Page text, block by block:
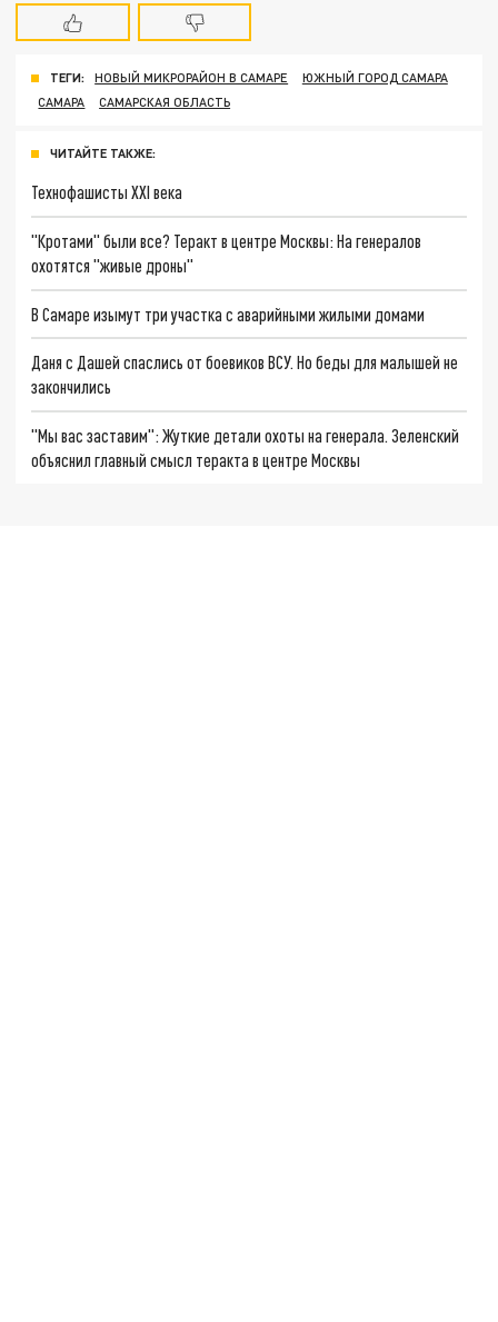
ТЕГИ: НОВЫЙ МИКРОРАЙОН В САМАРЕ
ЮЖНЫЙ ГОРОД САМАРА
САМАРА
САМАРСКАЯ ОБЛАСТЬ
ЧИТАЙТЕ ТАКЖЕ:
Технофашисты XXI века
"Кротами" были все? Теракт в центре Москвы: На генералов
охотятся "живые дроны"
В Самаре изымут три участка с аварийными жилыми домами
Даня с Дашей спаслись от боевиков ВСУ. Но беды для малышей не
закончились
"Мы вас заставим": Жуткие детали охоты на генерала. Зеленский
объяснил главный смысл теракта в центре Москвы